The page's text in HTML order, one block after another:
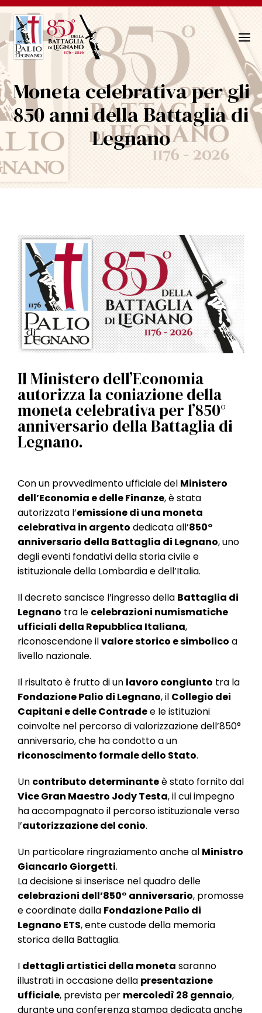
N
v
i
g
a
e
Moneta celebrativa per gli
850 anni della Battaglia di
Legnano
Il Ministero dell’Economia
autorizza la coniazione della
moneta celebrativa per l’850°
anniversario della Battaglia di
Legnano.
Con un provvedimento ufficiale del Ministero
dell’Economia e delle Finanze, è stata
autorizzata l’emissione di una moneta
celebrativa in argento dedicata all’850°
anniversario della Battaglia di Legnano, uno
degli eventi fondativi della storia civile e
istituzionale della Lombardia e dell’Italia.
Il decreto sancisce l’ingresso della Battaglia di
Legnano tra le celebrazioni numismatiche
ufficiali della Repubblica Italiana,
riconoscendone ilvalore storico e simbolico a
livello nazionale.
Il risultato è frutto di un lavoro congiunto tra la
Fondazione Palio di Legnano, il Collegio dei
Capitani e delle Contradee le istituzioni
coinvolte nel percorso di valorizzazione dell’850°
anniversario, che ha condotto a un
riconoscimento formale dello Stato.
Un contributo determinanteè stato fornito dal
Vice Gran Maestro Jody Testa, il cui impegno
ha accompagnato il percorso istituzionale verso
l’autorizzazione del conio.
Un particolare ringraziamento anche al Ministro
Giancarlo Giorgetti.
La decisione si inserisce nel quadro delle
celebrazioni dell’850° anniversario, promosse
e coordinate dalla Fondazione Palio di
Legnano ETS, ente custode della memoria
storica della Battaglia.
I dettagli artistici della moneta saranno
illustrati in occasione della presentazione
ufficiale, prevista per mercoledì 28 gennaio,
durante una conferenza stampa dedicata anche